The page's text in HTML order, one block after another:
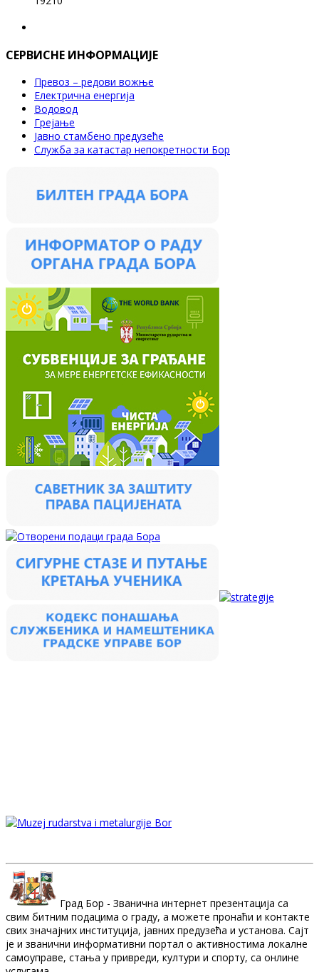
СЕРВИСНЕ ИНФОРМАЦИЈЕ
Превоз – редови вожње
Електрична енергија
Водовод
Грејање
Јавно стамбено предузеће
Служба за катастар непокретности Бор
Град Бор - Званична интернет презентација са
свим битним подацима о граду, а можете пронаћи и контакте
свих значајних институција, јавних предузећа и установа. Сајт
је и званични информативни портал о активностима локалне
самоуправе, стања у привреди, култури и спорту, са онлине